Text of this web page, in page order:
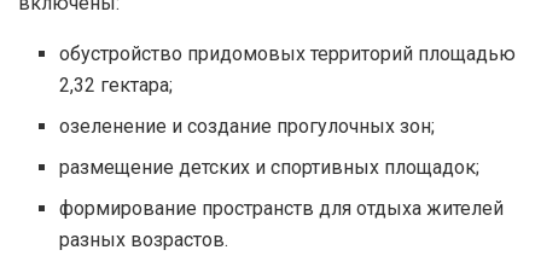
обустройство придомовых территорий площадью
2,32 гектара;
озеленение и создание прогулочных зон;
размещение детских и спортивных площадок;
формирование пространств для отдыха жителей
разных возрастов.